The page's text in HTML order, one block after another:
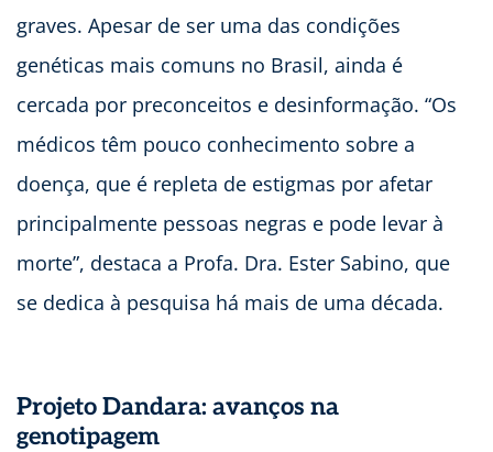
graves. Apesar de ser uma das condições
genéticas mais comuns no Brasil, ainda é
cercada por preconceitos e desinformação. “Os
médicos têm pouco conhecimento sobre a
doença, que é repleta de estigmas por afetar
principalmente pessoas negras e pode levar à
morte”, destaca a Profa. Dra. Ester Sabino, que
se dedica à pesquisa há mais de uma década.
Projeto Dandara: avanços na
genotipagem